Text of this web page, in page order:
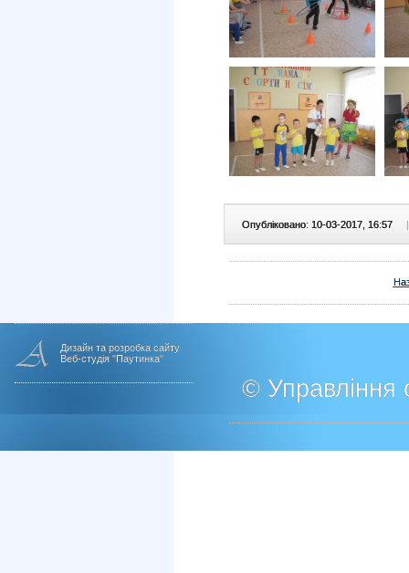
Опубліковано: 10-03-2017, 16:57
Дизайн та розробка сайту
Веб-студія "Паутинка"
© Управління